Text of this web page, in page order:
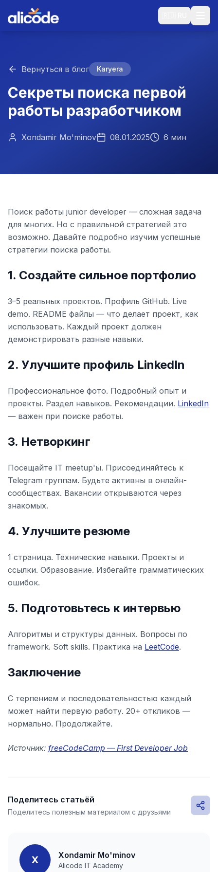
Вернуться в блог Karyera
Секреты поиска первой
работы разработчиком
Xondamir Mo'minov 08.01.2025 6 мин
Поиск работы junior developer — сложная задача
для многих. Но с правильной стратегией это
возможно. Давайте подробно изучим успешные
стратегии поиска работы.
1. Создайте сильное портфолио
3–5 реальных проектов. Профиль GitHub. Live
demo. README файлы — что делает проект, как
использовать. Каждый проект должен
демонстрировать разные навыки.
2. Улучшите профиль LinkedIn
Профессиональное фото. Подробный опыт и
проекты. Раздел навыков. Рекомендации. LinkedIn
— важен при поиске работы.
3. Нетворкинг
Посещайте IT meetup'ы. Присоединяйтесь к
Telegram группам. Будьте активны в онлайн-
сообществах. Вакансии открываются через
знакомых.
4. Улучшите резюме
1 страница. Технические навыки. Проекты и
ссылки. Образование. Избегайте грамматических
ошибок.
5. Подготовьтесь к интервью
Алгоритмы и структуры данных. Вопросы по
framework. Soft skills. Практика на LeetCode.
Заключение
С терпением и последовательностью каждый
может найти первую работу. 20+ откликов —
нормально. Продолжайте.
Источник: freeCodeCamp — First Developer Job
Поделитесь статьёй
Поделитесь полезным материалом с друзьями
X Xondamir Mo'minov
Alicode IT Academy